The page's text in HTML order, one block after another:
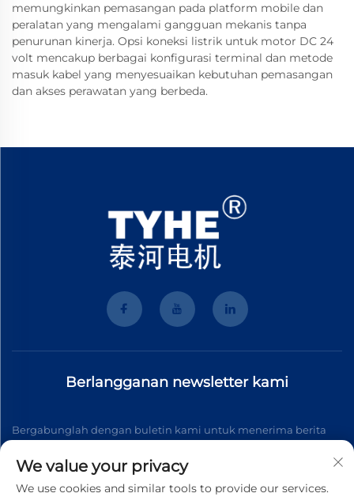
memungkinkan pemasangan pada platform mobile dan
peralatan yang mengalami gangguan mekanis tanpa
penurunan kinerja. Opsi koneksi listrik untuk motor DC 24
volt mencakup berbagai konfigurasi terminal dan metode
masuk kabel yang menyesuaikan kebutuhan pemasangan
dan akses perawatan yang berbeda.
Berlangganan newsletter kami
Bergabunglah dengan buletin kami untuk menerima berita
We value your privacy
We use cookies and similar tools to provide our services.